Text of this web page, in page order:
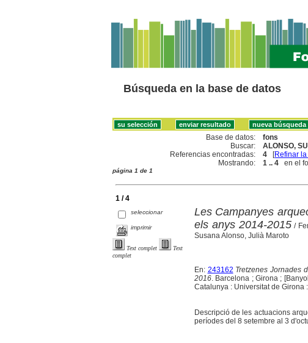
Búsqueda en la base de datos
Base de datos:
fons
Buscar:
ALONSO,
Referencias encontradas:
4 [Refinar
Mostrando:
1 .. 4 en el
página 1 de 1
1 / 4
seleccionar
imprimir
Text complet
Text
complet
Les Campanyes
els anys 2014-2015/
Susana Alonso, Julià Maroto
En: 243162 Tretzenes Jornades
2016. Barcelona ; Girona ;
Catalunya : Universitat de Girona
Descripció de les actuacions
períodes del 8 setembre al 3